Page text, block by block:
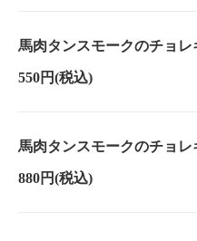
馬肉タンスモークのチョ
550円(税込)
馬肉タンスモークのチョ
880円(税込)